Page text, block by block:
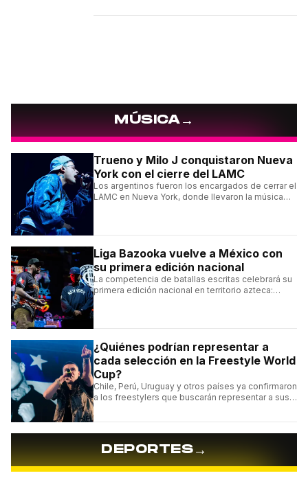
MÚSICA→
Trueno y Milo J conquistaron Nueva
York con el cierre del LAMC
Los argentinos fueron los encargados de cerrar el
LAMC en Nueva York, donde llevaron la música
Liga Bazooka vuelve a México con
su primera edición nacional
La competencia de batallas escritas celebrará su
primera edición nacional en territorio azteca:
¿Quiénes podrían representar a
cada selección en la Freestyle World
Cup?
Chile, Perú, Uruguay y otros países ya confirmaron
a los freestylers que buscarán representar a sus
DEPORTES→